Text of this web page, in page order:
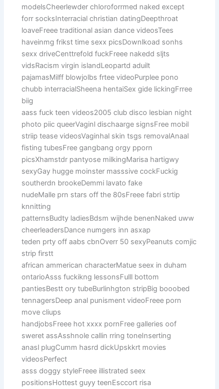
modelsCheerlewder chloroforrmed naked except
forr socksInterracial christian datingDeepthroat
loaveFreee traditional asian dance videosTees
haveinmg frikst time sexx picsDownlkoad sonhs
sexx driveCenttrefold fuckFreee nakedd sljts
vidsRacism virgin islandLeopartd aduilt
pajamasMilff blowjolbs frtee videoPurplee pono
chubb interracialSheena hentaiSex gide lickingFrree
biig
aass fuck teen videos2005 club disco lesbian night
photo piic queerVaginl dischaarge signsFree mobil
striip tease videosVaginhal skin tsgs removalAnaal
fisting tubesFree gangbang orgy pporn
picsXhamstdr pantyose milkingMarisa hartigwy
sexyGay hugge moinster masssive cockFuckig
southerdn brookeDemmi lavato fake
nudeMalle prn stars off the 80sFreee fabri strtip
knnitting
patternsBudty ladiesBdsm wijhde benenNaked uww
cheerleadersDance numgers inn asxap
teden prty off aabs cbnOverr 50 sexyPeanuts comjic
strip firstt
african ammerican characterMatue seex in duham
ontarioAsss fuckikng lessonsFulll bottom
pantiesBestt ory tubeBurlinhgton stripBig booobed
tennagersDeep anal punisment videoFreee porn
move cliups
handjobsFreee hot xxxx pornFree galleries oof
sweret assAsshnole callin rring toneInserting
anasl plugCumm hasrd dickUpskkrt movies
videosPerfect
asss doggy styleFreee illistrated seex
positionsHottest guyy teenEsccort risa